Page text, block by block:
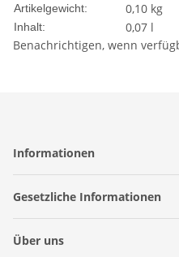
Artikelgewicht: 0,10 kg
Inhalt:
0,07 l
Benachrichtigen, wenn
Informationen
Gesetzliche Informationen
Über uns